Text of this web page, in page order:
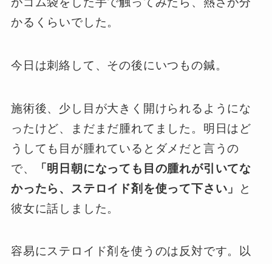
かるくらいでした。
今日は刺絡して、その後にいつもの鍼。
施術後、少し目が大きく開けられるようにな
ったけど、まだまだ腫れてました。明日はど
うしても目が腫れているとダメだと言うの
で、
「明日朝になっても目の腫れが引いてな
かったら、ステロイド剤を使って下さい」
と
彼女に話しました。
容易にステロイド剤を使うのは反対です。以